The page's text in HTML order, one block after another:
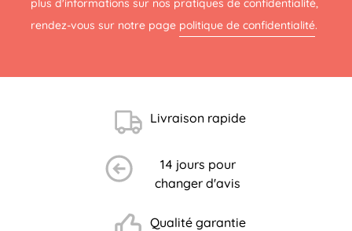
plus d'informations sur nos pratiques de confidentialité,
rendez-vous sur notre page politique de confidentialité.
Livraison rapide
14 jours pour
changer d'avis
Qualité garantie